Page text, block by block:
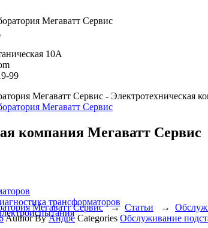
10А
99
Мегаватт Сервис - Электротехническая
компания Мегаватт Сервис
трансформаторов
Мегаватт Сервис → Статьи →
AuthorByАндре Categories Обслуживание